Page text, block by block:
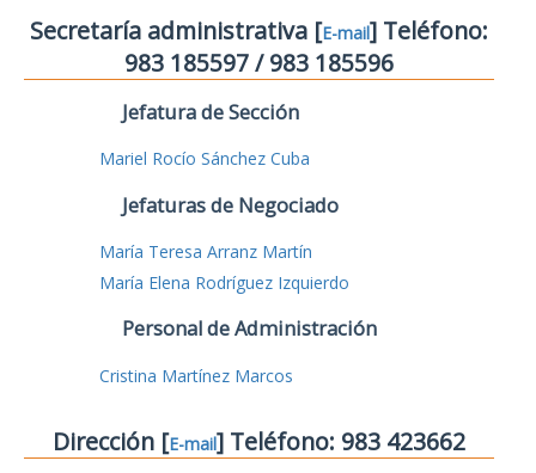
Secretaría administrativa [E-mail] Teléfono:
983 185597 / 983 185596
Jefatura de Sección
Mariel Rocío Sánchez Cuba
Jefaturas de Negociado
María Teresa Arranz Martín
María Elena Rodríguez Izquierdo
Personal de Administración
Cristina Martínez Marcos
Dirección [E-mail] Teléfono: 983 423662